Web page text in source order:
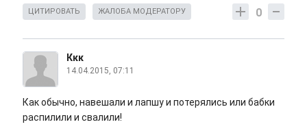
0
ЦИТИРОВАТЬ ЖАЛОБА МОДЕРАТОРУ
Ккк
14.04.2015, 07:11
Как обычно, навешали и лапшу и потерялись или бабки
распилили и свалили!